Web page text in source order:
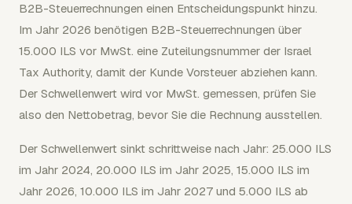
B2B-Steuerrechnungen einen Entscheidungspunkt hinzu.
Im Jahr 2026 benötigen B2B-Steuerrechnungen über
15.000 ILS vor MwSt. eine Zuteilungsnummer der Israel
Tax Authority, damit der Kunde Vorsteuer abziehen kann.
Der Schwellenwert wird vor MwSt. gemessen, prüfen Sie
also den Nettobetrag, bevor Sie die Rechnung ausstellen.
Der Schwellenwert sinkt schrittweise nach Jahr: 25.000 ILS
im Jahr 2024, 20.000 ILS im Jahr 2025, 15.000 ILS im
Jahr 2026, 10.000 ILS im Jahr 2027 und 5.000 ILS ab